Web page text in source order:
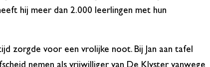
hij meer dan 2.000 leerlingen met hun
zorgde voor een vrolijke noot. Bij Jan aan tafel